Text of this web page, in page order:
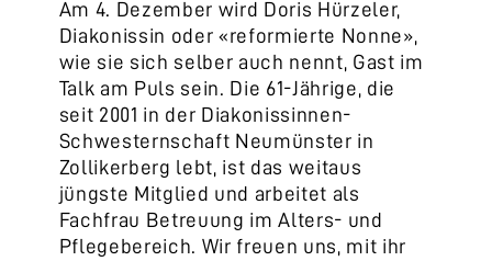
Am 4. Dezember wird Doris Hürzeler,
Diakonissin oder «reformierte Nonne»,
wie sie sich selber auch nennt, Gast im
Talk am Puls sein. Die 61-Jährige, die
seit 2001 in der Diakonissinnen-
Schwesternschaft Neumünster in
Zollikerberg lebt, ist das weitaus
jüngste Mitglied und arbeitet als
Fachfrau Betreuung im Alters- und
Pflegebereich. Wir freuen uns, mit ihr